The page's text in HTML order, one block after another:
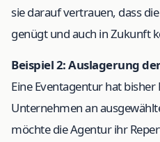
sie darauf vertrauen, dass
genügt und auch in Zukunft
Beispiel 2: Auslagerung
Eine Eventagentur hat
Unternehmen an
möchte die Agentur ihr